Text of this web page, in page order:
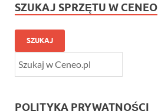
SZUKAJ SPRZĘTU W CENEO
SZUKAJ
POLITYKA PRYWATNOŚCI